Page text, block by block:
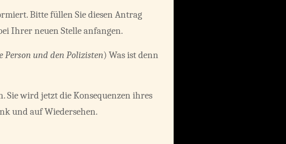
Bitte füllen Sie diesen Antrag
Ihrer neuen Stelle anfangen.
Person und den Polizisten) Was ist denn
Sie wird jetzt die Konsequenzen ihres
und auf Wiedersehen.